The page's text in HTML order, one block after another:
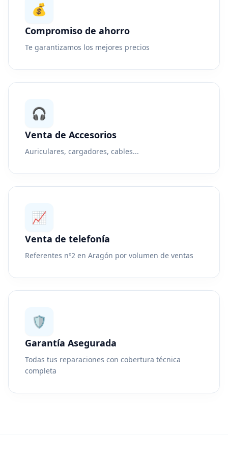
💰
Compromiso de ahorro
Te garantizamos los mejores precios
🎧
Venta de Accesorios
Auriculares, cargadores, cables...
📈
Venta de telefonía
Referentes nº2 en Aragón por volumen de ventas
🛡️
Garantía Asegurada
Todas tus reparaciones con cobertura técnica
completa